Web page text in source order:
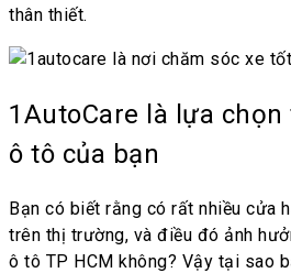
thân thiết.
1AutoCare là lựa
ô tô của bạn
Bạn có biết rằng có rất nhiều cửa
trên thị trường, và điều đó ảnh
ô tô TP HCM không? Vậy tại sao